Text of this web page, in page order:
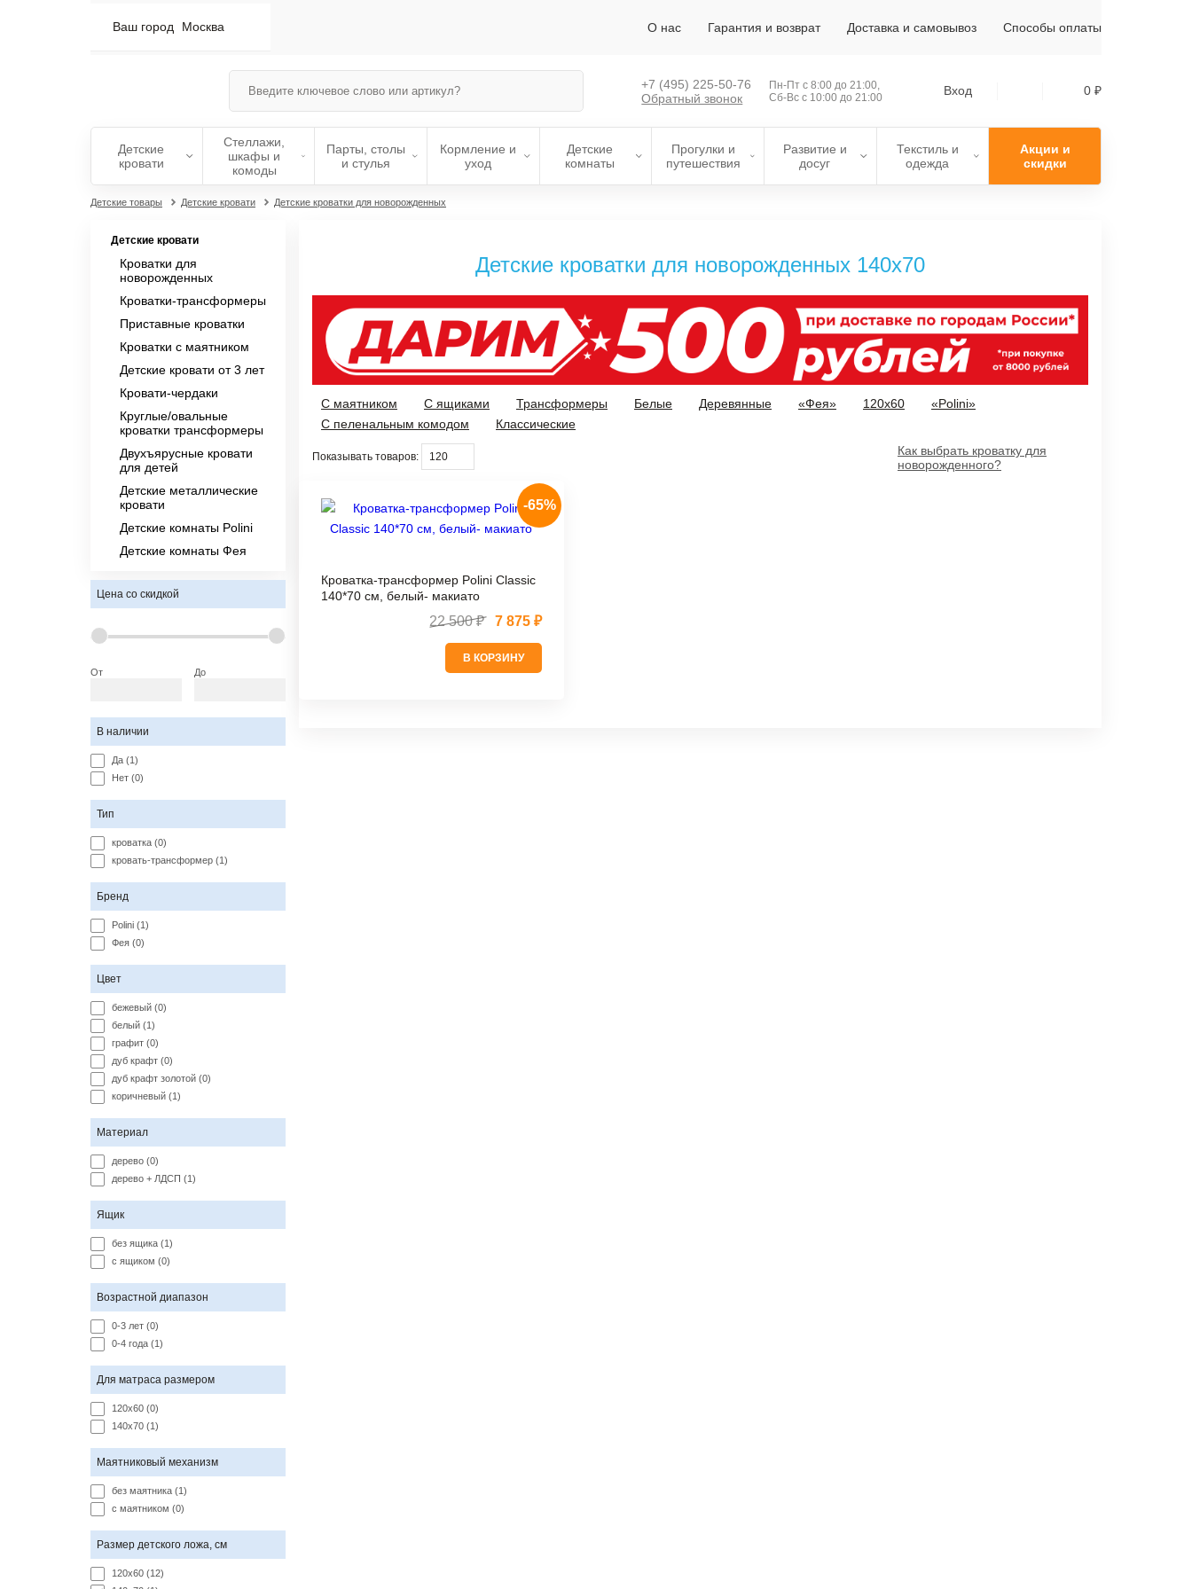
Ваш город Москва О нас Гарантия и возврат Доставка и самовывоз Способы оплаты
+7 (495) 225-50-76
Обратный звонок
Пн-Пт с 8:00 до 21:00,
Сб-Вс с 10:00 до 21:00
Вход 0 ₽
Детские
кровати
Стеллажи,
шкафы и
комоды
Парты, столы
и стулья
Кормление и
уход
Детские
комнаты
Прогулки и
путешествия
Развитие и
досуг
Текстиль и
одежда
Акции и
скидки
Детские товары Детские кровати Детские кроватки для новорожденных
Детские кровати
Кроватки для
новорожденных
Кроватки-трансформеры
Приставные кроватки
Кроватки с маятником
Детские кровати от 3 лет
Кровати-чердаки
Круглые/овальные
кроватки трансформеры
Двухъярусные кровати
для детей
Детские металлические
кровати
Детские комнаты Polini
Детские комнаты Фея
Цена со скидкой
От До
В наличии
Да (1)
Нет (0)
Тип
кроватка (0)
кровать-трансформер (1)
Бренд
Polini (1)
Фея (0)
Цвет
бежевый (0)
белый (1)
графит (0)
дуб крафт (0)
дуб крафт золотой (0)
коричневый (1)
Материал
дерево (0)
дерево + ЛДСП (1)
Ящик
без ящика (1)
с ящиком (0)
Возрастной диапазон
0-3 лет (0)
0-4 года (1)
Для матраса размером
120х60 (0)
140х70 (1)
Маятниковый механизм
без маятника (1)
с маятником (0)
Размер детского ложа, см
120х60 (12)
Детские кроватки для новорожденных 140х70
С маятником С ящиками Трансформеры Белые Деревянные «Фея» 120х60
«Polini»
С пеленальным комодом
Классические
Показывать товаров:
Как выбрать кроватку для
новорожденного?
-65%
Кроватка-трансформер Polini Classic
140*70 см, белый- макиато
22 500 ₽ 7 875 ₽
В КОРЗИНУ